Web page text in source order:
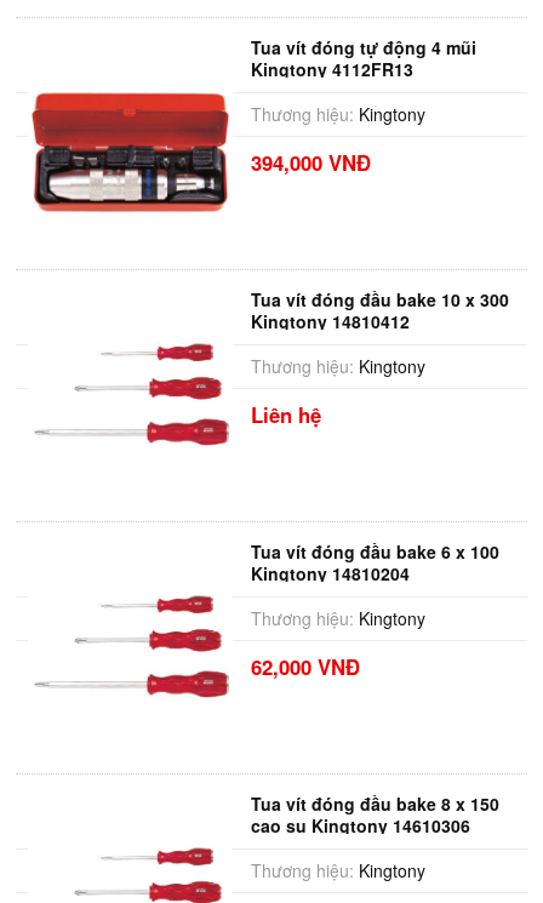
Tua vít đóng tự động 4 mũi
Kingtony 4112FR13
Thương hiệu: Kingtony
394,000 VNĐ
Tua vít đóng đầu bake 10 x 300
Kingtony 14810412
Thương hiệu: Kingtony
Liên hệ
Tua vít đóng đầu bake 6 x 100
Kingtony 14810204
Thương hiệu: Kingtony
62,000 VNĐ
Tua vít đóng đầu bake 8 x 150
cao su Kingtony 14610306
Thương hiệu: Kingtony